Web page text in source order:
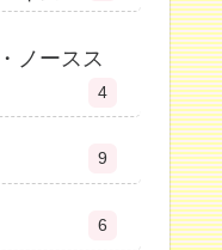
ノースス
4
9
6